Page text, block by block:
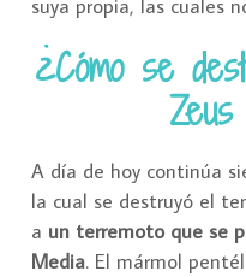
suya propia, las cuales
¿Cómo se
Zeus
A día de hoy continúa
la cual se destruyó el
a un terremoto que se
Media. El mármol